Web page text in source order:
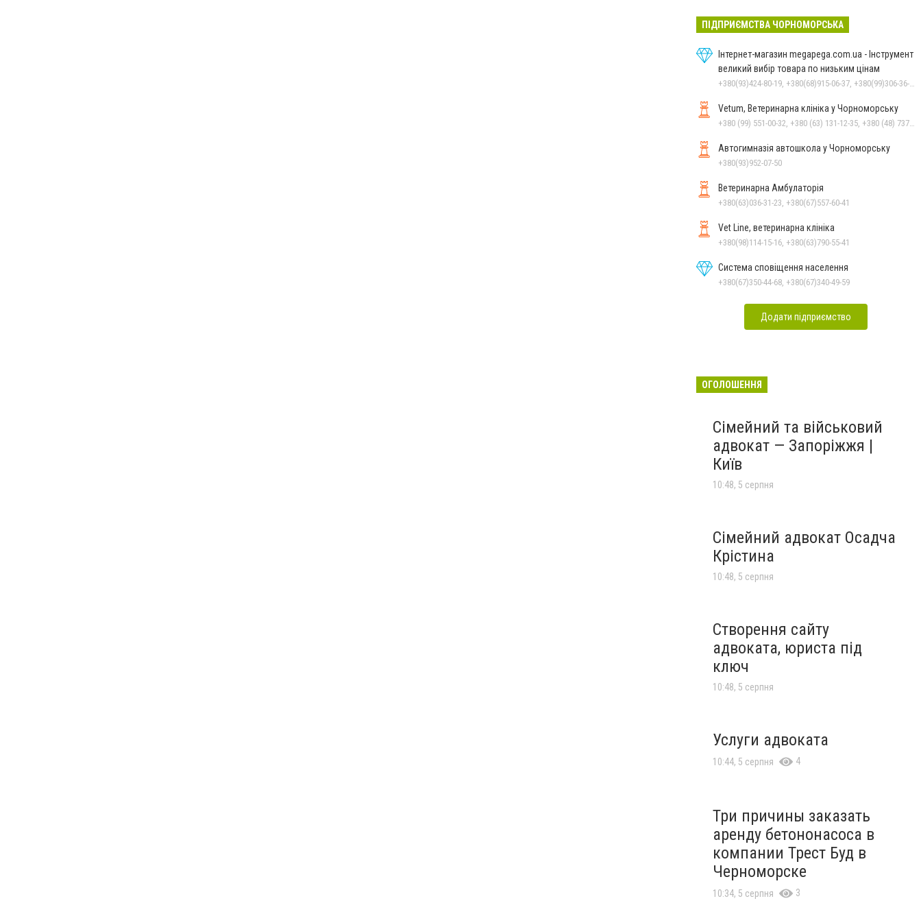
ПІДПРИЄМСТВА ЧОРНОМОРСЬКА
Інтернет-магазин megapega.com.ua - Інструмент
великий вибір товара по низьким цінам
Vetum, Ветеринарна клініка у Чорноморську
Автогимназія автошкола у Чорноморську
+380(93)952-07-50
Ветеринарна Амбулаторія
+380(63)036-31-23, +380(67)557-60-41
Vet Line, ветеринарна клініка
+380(98)114-15-16, +380(63)790-55-41
Система сповіщення населення
+380(67)350-44-68, +380(67)340-49-59
Додати підприємство
ОГОЛОШЕННЯ
Сімейний та військовий
адвокат — Запоріжжя |
Київ
10:48, 5 серпня
Сімейний адвокат Осадча
Крістина
10:48, 5 серпня
Створення сайту
адвоката, юриста під
ключ
10:48, 5 серпня
Услуги адвоката
10:44, 5 серпня 4
Три причины заказать
аренду бетононасоса в
компании Трест Буд в
Черноморске
10:34, 5 серпня 3